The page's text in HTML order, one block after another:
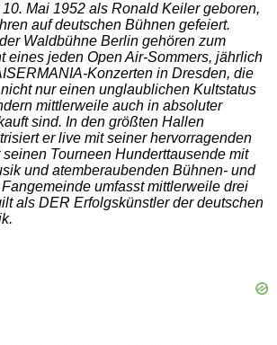
Mai 1952 als Ronald Keiler geboren,
auf deutschen Bühnen gefeiert.
Waldbühne Berlin gehören zum
eines jeden Open Air-Sommers, jährlich
Konzerten in Dresden, die
nur einen unglaublichen Kultstatus
mittlerweile auch in absoluter
sind. In den größten Hallen
er live mit seiner hervorragenden
Tourneen Hunderttausende mit
und atemberaubenden Bühnen- und
umfasst mittlerweile drei
als DER Erfolgskünstler der deutschen